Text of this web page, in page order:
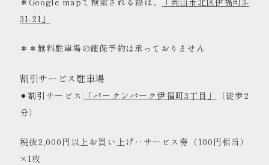
31-21」
＊＊無料駐車場の確保予約は承っておりません
割引サービス駐車場
⚫︎割引サービス: 「パークンパーク伊福町3丁目」
（徒歩2
分）
税抜2,000円以上お買い上げ‥サービス券（100円相当）
×1枚